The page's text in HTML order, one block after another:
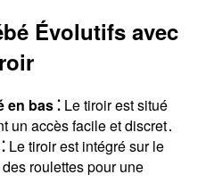
Évolutifs avec
bas ⁚Le tiroir est situé
un accès facile et discret․
Le tiroir est intégré sur le
roulettes pour une